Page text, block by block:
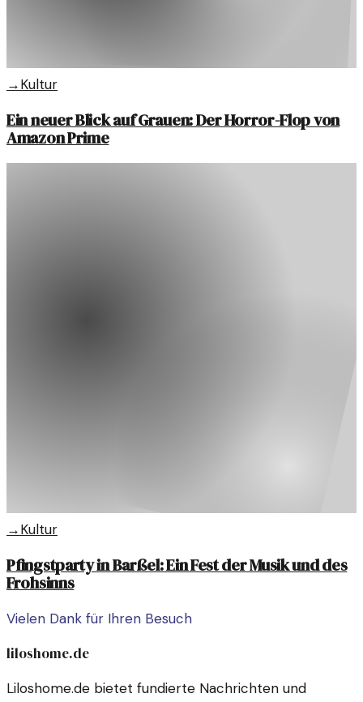
→Kultur
Ein neuer Blick auf Grauen: Der Horror-Flop von
Amazon Prime
→Kultur
Pfingstparty in Barßel: Ein Fest der Musik und des
Frohsinns
Vielen Dank für Ihren Besuch
liloshome.de
Liloshome.de bietet fundierte Nachrichten und